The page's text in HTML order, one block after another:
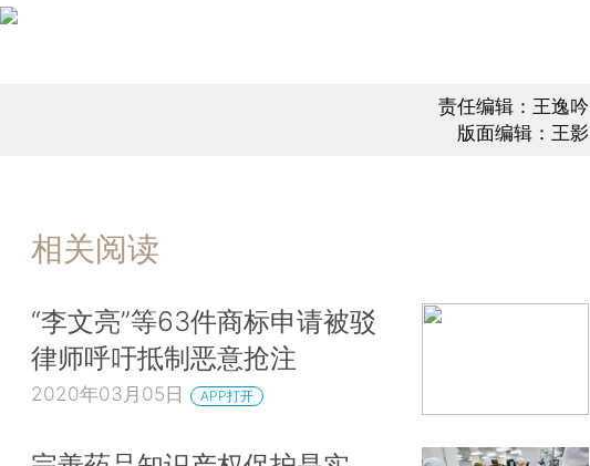
责任编辑：王逸吟
版面编辑：王影
相关阅读
“李文亮”等63件商标申请被驳
律师呼吁抵制恶意抢注
2020年03月05日 APP打开